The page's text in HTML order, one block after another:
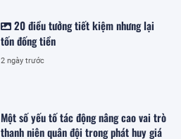
20 điều tưởng tiết kiệm nhưng lại
tốn đống tiền
2 ngày trước
Một số yếu tố tác động nâng cao vai trò
thanh niên quân đội trong phát huy giá